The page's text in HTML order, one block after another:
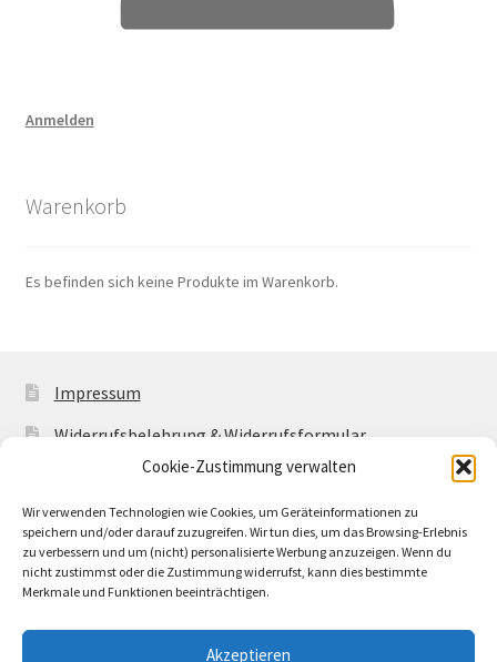
Cookie-Zustimmung verwalten
Wir verwenden Technologien wie Cookies, um Geräteinformationen zu
speichern und/oder darauf zuzugreifen. Wir tun dies, um das Browsing-Erlebnis
zu verbessern und um (nicht) personalisierte Werbung anzuzeigen. Wenn du
nicht zustimmst oder die Zustimmung widerrufst, kann dies bestimmte
Merkmale und Funktionen beeinträchtigen.
Akzeptieren
Anmelden
Warenkorb
Es befinden sich keine Produkte im Warenkorb.
Impressum
Widerrufsbelehrung & Widerrufsformular
Allgemeine Geschäftsbedingungen mit
Cookie-Richtlinie (EU)